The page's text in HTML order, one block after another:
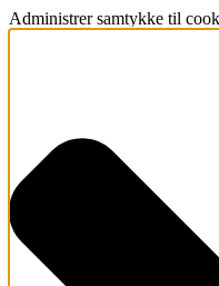
Administrer samtykke til